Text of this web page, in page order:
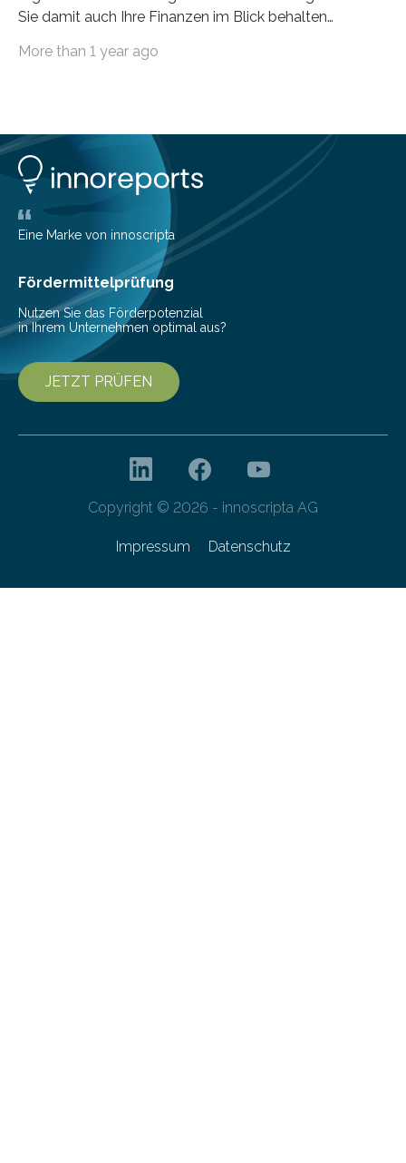
Sie damit auch Ihre Finanzen im Blick behalten
die genau das ermöglichen: Sie helfen Ihnen, Ausgaben
Lösungen interessieren. 1. Multibanking-Tools: Alle
Konten auf einen Blick Viele Banken bieten bereits in
ihrem Online-Banking eine Multibanking-Funktion an,
mit der sich Konten bei anderen Banken…
More than 1 year ago
Eine Marke von innoscripta
Fördermittelprüfung
Nutzen Sie das Förderpotenzial
in Ihrem Unternehmen optimal aus?
JETZT PRÜFEN
Copyright © 2026 - innoscripta AG
Impressum Datenschutz